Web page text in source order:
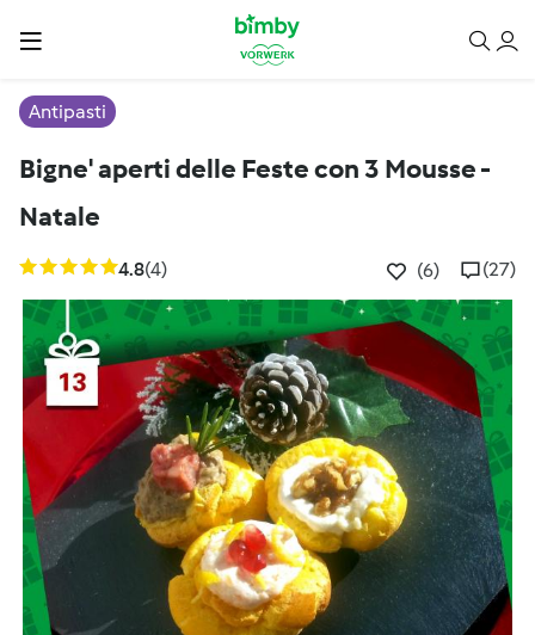
Antipasti
Bigne' aperti delle Feste con 3 Mousse -
Natale
4.8(4) (6) (27)